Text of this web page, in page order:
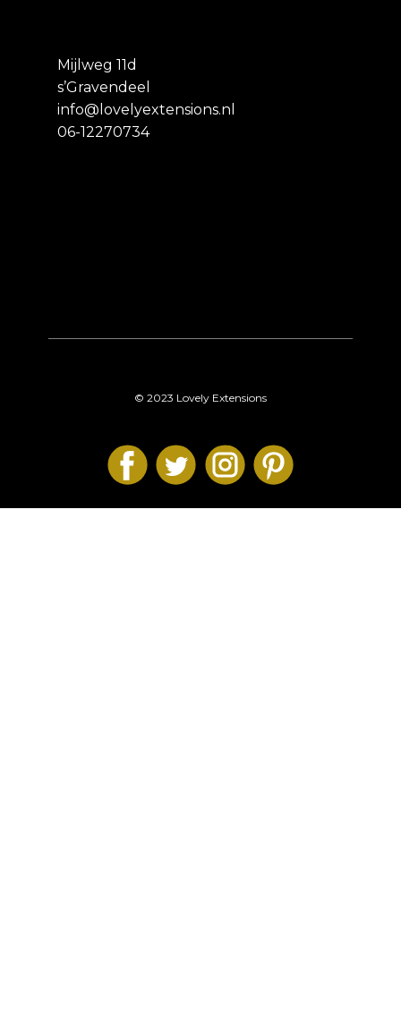
Mijlweg 11d
s’Gravendeel
info@lovelyextensions.nl
06-12270734
© 2023 Lovely Extensions